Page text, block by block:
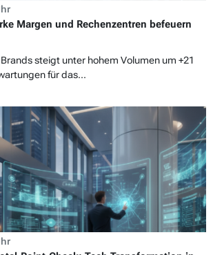
Margen und Rechenzentren befeuern
steigt unter hohem Volumen um +21
für das...